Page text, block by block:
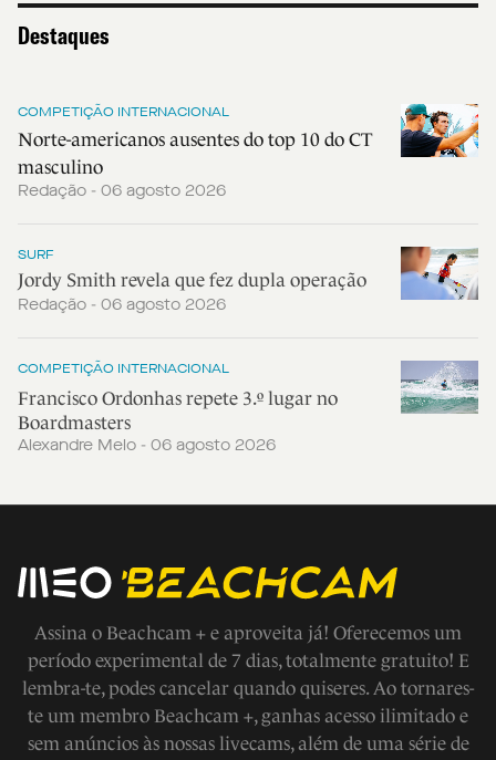
Destaques
COMPETIÇÃO INTERNACIONAL
Norte-americanos ausentes do top 10 do CT
masculino
Redação - 06 agosto 2026
SURF
Jordy Smith revela que fez dupla operação
Redação - 06 agosto 2026
COMPETIÇÃO INTERNACIONAL
Francisco Ordonhas repete 3.º lugar no
Boardmasters
Alexandre Melo - 06 agosto 2026
Assina o Beachcam + e aproveita já! Oferecemos um
período experimental de 7 dias, totalmente gratuito! E
lembra-te, podes cancelar quando quiseres. Ao tornares-
te um membro Beachcam +, ganhas acesso ilimitado e
sem anúncios às nossas livecams, além de uma série de